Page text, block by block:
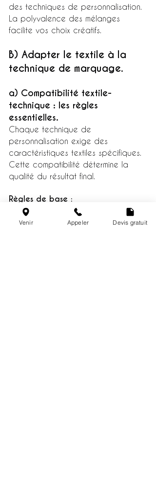
des techniques de personnalisation.
La polyvalence des mélanges
facilite vos choix créatifs.
B) Adapter le textile à la
technique de marquage.
a) Compatibilité textile-
technique : les règles
essentielles.
Chaque technique de
personnalisation exige des
caractéristiques textiles spécifiques.
Cette compatibilité détermine la
qualité du résultat final.
Règles de base :
La sérigraphie privilégie les surfaces
lisses et uniformes.
Venir Appeler Devis gratuit